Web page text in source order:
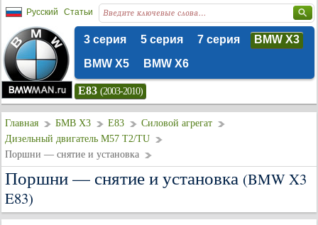
Русский Статьи
3 серия 5 серия 7 серия
BMW X3
BMW X5
BMW X6
E83 (2003-2010)
Главная БМВ Х3 E83
Силовой агрегат
Дизельный двигатель M57 T2/TU
Поршни — снятие и установка
Поршни — снятие и установка (BMW X3
E83)